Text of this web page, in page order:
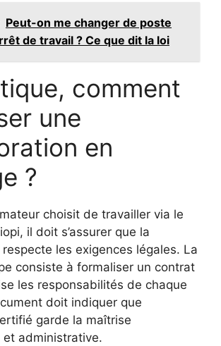
Peut-on me changer de poste
de travail ? Ce que dit la loi
comment
une
en
?
choisit de travailler via le
il doit s’assurer que la
les exigences légales. La
consiste à formaliser un contrat
les responsabilités de chaque
doit indiquer que
garde la maîtrise
et administrative.